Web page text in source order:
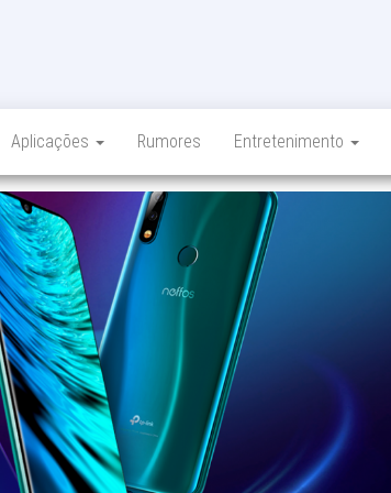
Aplicações Rumores Entretenimento